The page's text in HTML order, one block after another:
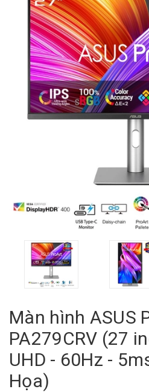
Màn hình ASUS
PA279CRV (27
UHD - 60Hz -
Họa)